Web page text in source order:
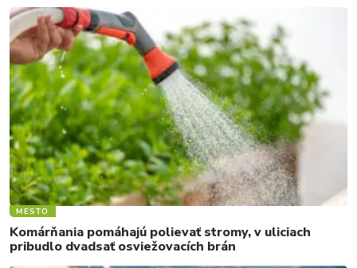
MESTO
Komárňania pomáhajú polievať stromy, v uliciach
pribudlo dvadsať osviežovacích brán